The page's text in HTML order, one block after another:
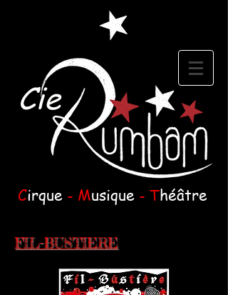
Cie
Cirque - Musique - Théâtre
FIL-BUSTIERE